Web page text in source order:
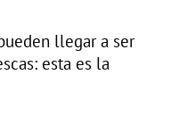
llegar a ser
esta es la